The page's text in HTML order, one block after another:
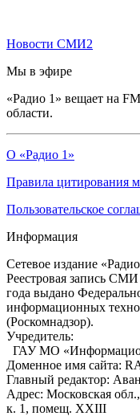
Новости СМИ2
Мы в эфире
«Радио 1» вещает на
области.
О «Радио 1»
Правила цитирования
Пользовательское
Информация
Сетевое издание
Реестровая запись
года выдано
информационных
(Роскомнадзор).
Учредитель:
ГАУ МО
Доменное имя сайта:
Главный редактор:
Адрес: Московская
к. 1, помещ. XXIII